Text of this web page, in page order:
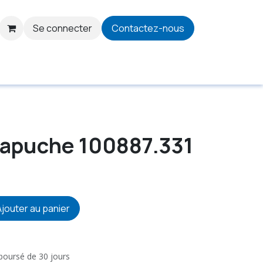
Se connecter
Contactez-nous
100887.331
au panier
de 30 jours